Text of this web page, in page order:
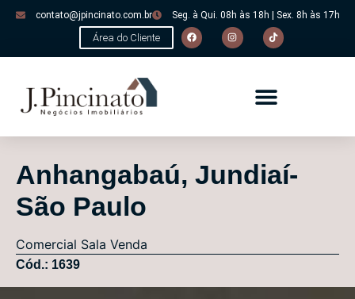
contato@jpincinato.com.br Seg. à Qui. 08h às 18h | Sex. 8h às 17h
Área do Cliente
Anhangabaú, Jundiaí-
São Paulo
Comercial Sala Venda
Cód.: 1639